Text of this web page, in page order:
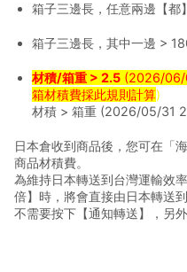
日本代購包裝說明
美國代購費用說明
商品特殊案件費用
台北倉儲費用說明
箱子三邊長，任意兩邊【都
箱子三邊長，其中一邊 >
材積/箱重 > 2.5 (2026/06/
箱材積費採此規則計算)
材積 > 箱重 (2026/05/31
日本倉收到商品後，您可在「
商品材積費。
為維持日本轉送到台灣運輸效
倍】時，將會直接由日本轉送到
不需要按下【通知轉送】，另